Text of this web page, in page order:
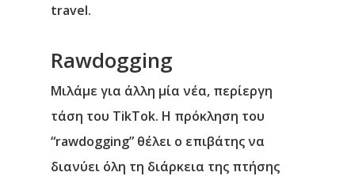
travel.
Rawdogging
Μιλάμε για άλλη μία νέα, περίεργη
τάση του TikTok. Η πρόκληση του
“rawdogging” θέλει ο επιβάτης να
διανύει όλη τη διάρκεια της πτήσης